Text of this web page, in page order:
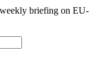
briefing on EU-